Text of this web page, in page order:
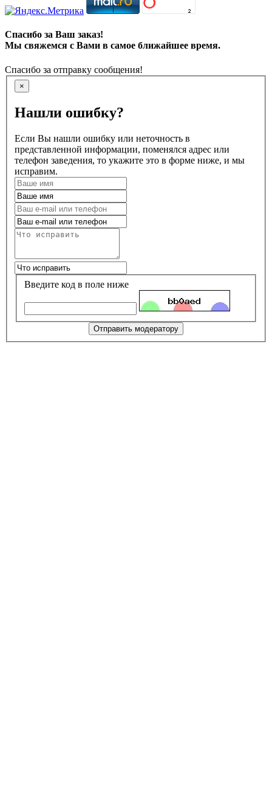
Спасибо за Ваш заказ!
Мы свяжемся с Вами в самое ближайшее время.
Спасибо за отправку сообщения!
×
Нашли ошибку?
Если Вы нашли ошибку или неточность в
представленной информации, поменялся адрес или
телефон заведения, то укажите это в форме ниже, и мы
исправим.
Введите код в поле ниже
Отправить модератору